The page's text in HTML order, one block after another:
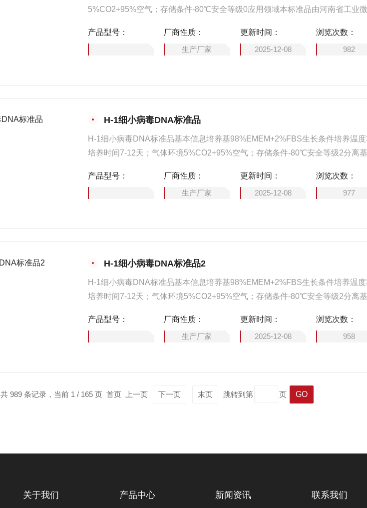
5%CO2+95%空气；存储条件-80℃安全等级0应用领域本标准品由河南省工业
以及实验室质量控制
产品型号：
厂商性质：
生产厂家
更新时间：
2025-12-08
浏览次数：
982
H-1细小病毒DNA标准品
H-1细小病毒DNA标准品基本信息培养基98%EMEM+2%FBS生长条件培养温
培养时间7-12天；气体环境5%CO2+95%空气；存储条件-80℃安全等级2分离
震荡均匀，瞬时离心后使用，尽量避免反复冻融
产品型号：
厂商性质：
生产厂家
更新时间：
2025-12-08
浏览次数：
977
H-1细小病毒DNA标准品2
H-1细小病毒DNA标准品基本信息培养基98%EMEM+2%FBS生长条件培养温
培养时间7-12天；气体环境5%CO2+95%空气；存储条件-80℃安全等级2分离
震荡均匀，瞬时离心后使用，尽量避免反复冻融
产品型号：
厂商性质：
生产厂家
更新时间：
2025-12-08
浏览次数：
958
共 989 条记录，当前 1 / 165 页 首页 上一页 下一页 末页 跳转到第 页
关于我们 产品中心 新闻资讯 联系我们